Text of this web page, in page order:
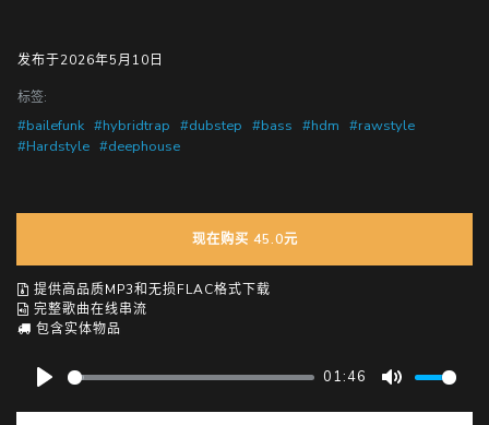
发布于2026年5月10日
标签:
#bailefunk #hybridtrap #dubstep #bass #hdm #rawstyle
#Hardstyle #deephouse
现在购买 45.0元
提供高品质MP3和无损FLAC格式下载
完整歌曲在线串流
包含实体物品
01:46